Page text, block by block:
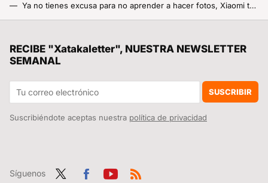
Ya no tienes excusa para no aprender a hacer fotos, Xiaomi te regala un curso de fotografía digital para que puedas sacarle el máximo partido a tu móvil
Xiaomi quiere que el POCO Launcher sea un auténtico cohete. Ha vuelto a actualizarlo con un montón de mejoras y te enseñamos cómo lo puedes instalar
RECIBE "Xatakaletter", NUESTRA NEWSLETTER
SEMANAL
SUSCRIBIR
Suscribiéndote aceptas nuestra política de privacidad
Síguenos